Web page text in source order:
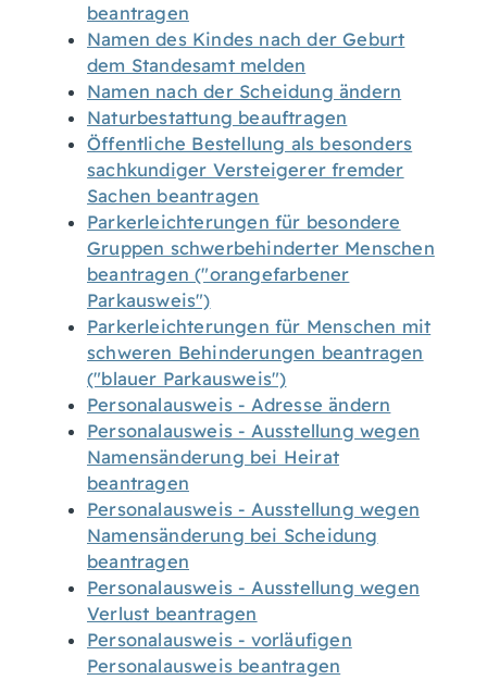
beantragen
Namen des Kindes nach der Geburt
dem Standesamt melden
Namen nach der Scheidung ändern
Naturbestattung beauftragen
Öffentliche Bestellung als besonders
sachkundiger Versteigerer fremder
Sachen beantragen
Parkerleichterungen für besondere
Gruppen schwerbehinderter Menschen
beantragen ("orangefarbener
Parkausweis")
Parkerleichterungen für Menschen mit
schweren Behinderungen beantragen
("blauer Parkausweis")
Personalausweis - Adresse ändern
Personalausweis - Ausstellung wegen
Namensänderung bei Heirat
beantragen
Personalausweis - Ausstellung wegen
Namensänderung bei Scheidung
beantragen
Personalausweis - Ausstellung wegen
Verlust beantragen
Personalausweis - vorläufigen
Personalausweis beantragen